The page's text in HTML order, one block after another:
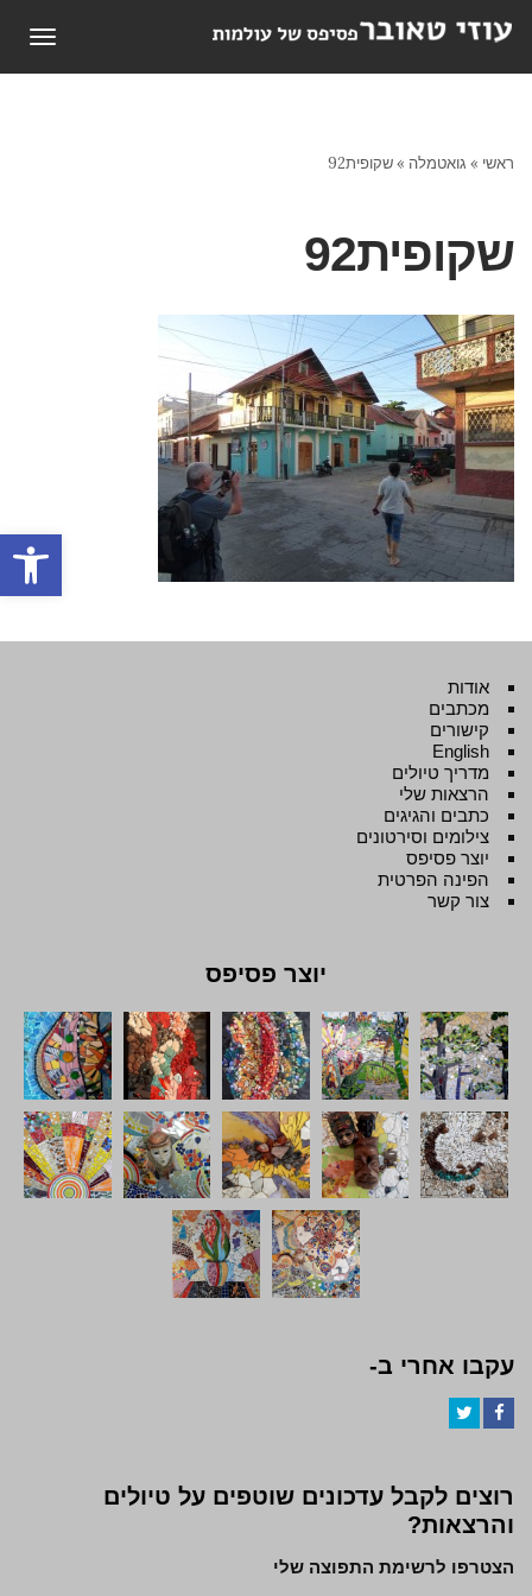
פתח
ראשי » גואטמלה »שקופית92
שקופית92
אודות
מכתבים
קישורים
English
מדריך טיולים
הרצאות שלי
כתבים והגיגים
צילומים וסירטונים
יוצר פסיפס
הפינה הפרטית
צור קשר
יוצר פסיפס
עקבו אחרי ב-
רוצים לקבל עדכונים שוטפים על טיולים
והרצאות?
הצטרפו לרשימת התפוצה שלי